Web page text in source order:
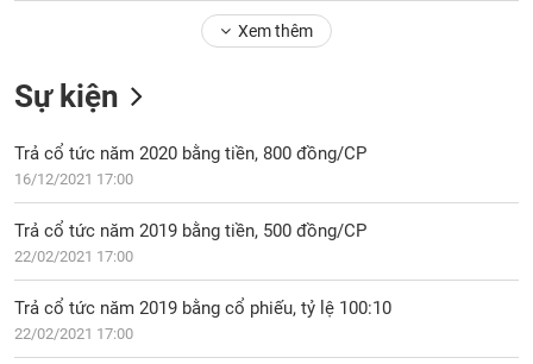
dịch
chính
Phân
kỹ
thuật
Hồ
sơ
doanh
Xem thêm
Sự kiện
Trả cổ tức năm 2020 bằng tiền, 800 đồng/CP
16/12/2021 17:00
Trả cổ tức năm 2019 bằng tiền, 500 đồng/CP
22/02/2021 17:00
Trả cổ tức năm 2019 bằng cổ phiếu, tỷ lệ 100:10
22/02/2021 17:00
NĂNG
NGUYÊN
VẬT